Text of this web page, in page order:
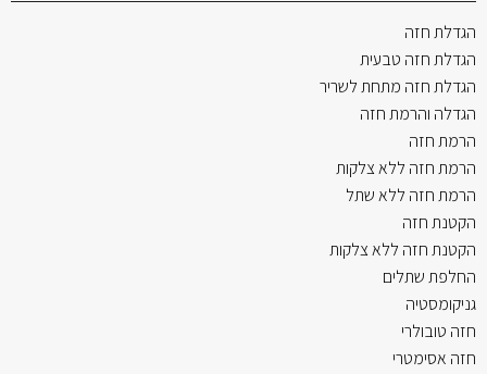
הגדלת חזה
הגדלת חזה טבעית
הגדלת חזה מתחת לשריר
הגדלה והרמת חזה
הרמת חזה
הרמת חזה ללא צלקות
הרמת חזה ללא שתל
הקטנת חזה
הקטנת חזה ללא צלקות
החלפת שתלים
גניקומסטיה
חזה טובולרי
חזה אסימטרי